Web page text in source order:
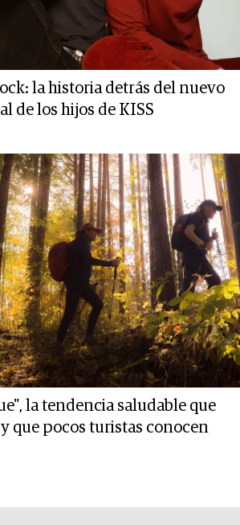
la historia detrás del nuevo
de los hijos de KISS
la tendencia saludable que
que pocos turistas conocen